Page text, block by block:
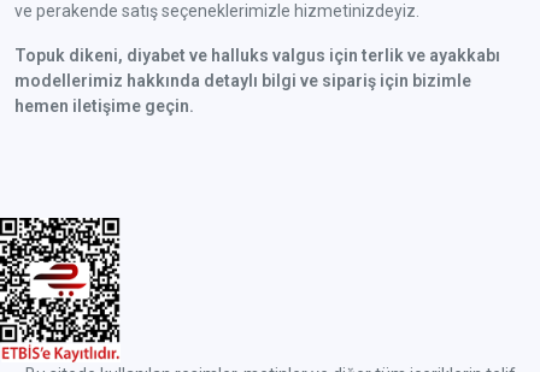
ve perakende satış seçeneklerimizle hizmetinizdeyiz.
Topuk dikeni, diyabet ve halluks valgus için terlik ve ayakkabı
modellerimiz hakkında detaylı bilgi ve sipariş için bizimle
hemen iletişime geçin.